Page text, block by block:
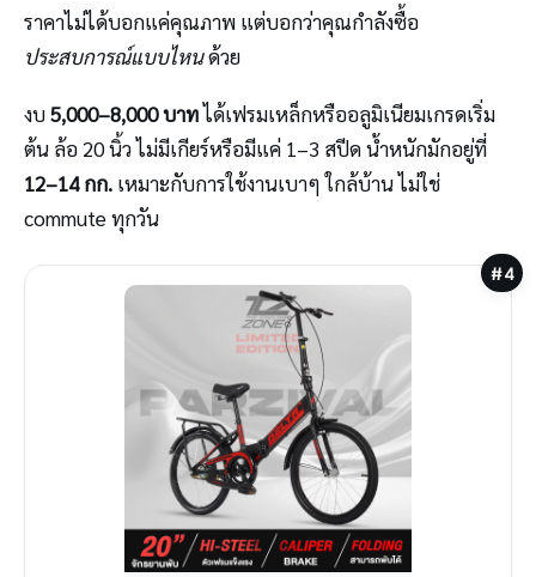
ราคาไม่ได้บอกแค่คุณภาพ แต่บอกว่าคุณกำลังซื้อ
ประสบการณ์แบบไหนด้วย
งบ5,000–8,000 บาทได้เฟรมเหล็กหรืออลูมิเนียมเกรดเริ่ม
ต้น ล้อ 20 นิ้ว ไม่มีเกียร์หรือมีแค่ 1–3 สปีด น้ำหนักมักอยู่ที่
12–14 กก. เหมาะกับการใช้งานเบาๆ ใกล้บ้าน ไม่ใช่
commute ทุกวัน
#4